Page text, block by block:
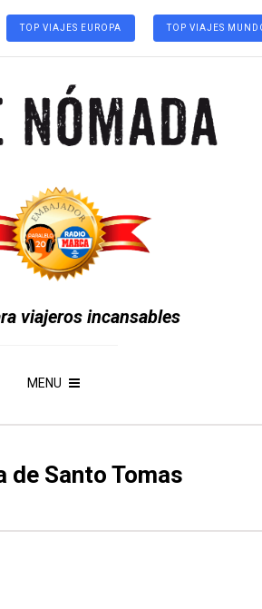
TOP VIAJES EUROPA TOP VIAJES
viajeros incansables
MENU
de Santo Tomas